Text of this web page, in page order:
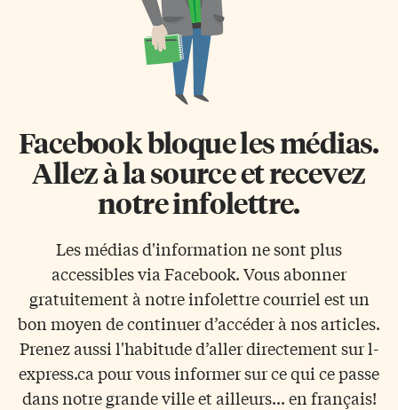
Facebook bloque les médias.
Allez à la source et recevez
notre infolettre.
Les médias d'information ne sont plus
accessibles via Facebook. Vous abonner
gratuitement à notre infolettre courriel est un
bon moyen de continuer d’accéder à nos articles.
Prenez aussi l'habitude d’aller directement sur l-
express.ca pour vous informer sur ce qui ce passe
dans notre grande ville et ailleurs... en français!